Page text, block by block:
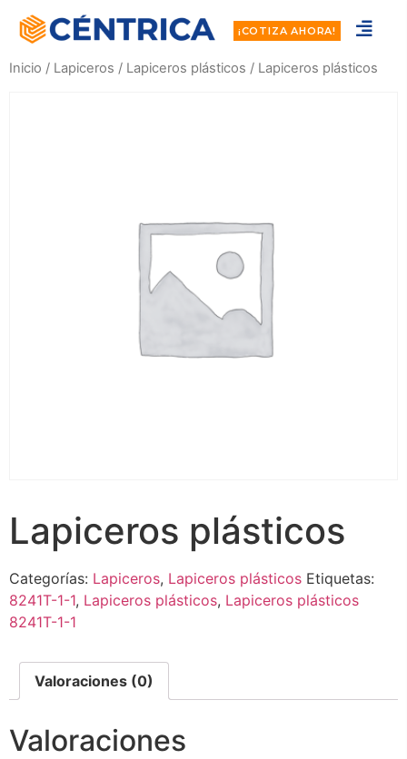
¡COTIZA AHORA!
Inicio / Lapiceros / Lapiceros plásticos / Lapiceros plásticos
Lapiceros plásticos
Categorías: Lapiceros, Lapiceros plásticos Etiquetas:
8241T-1-1, Lapiceros plásticos, Lapiceros plásticos
8241T-1-1
Valoraciones (0)
Valoraciones